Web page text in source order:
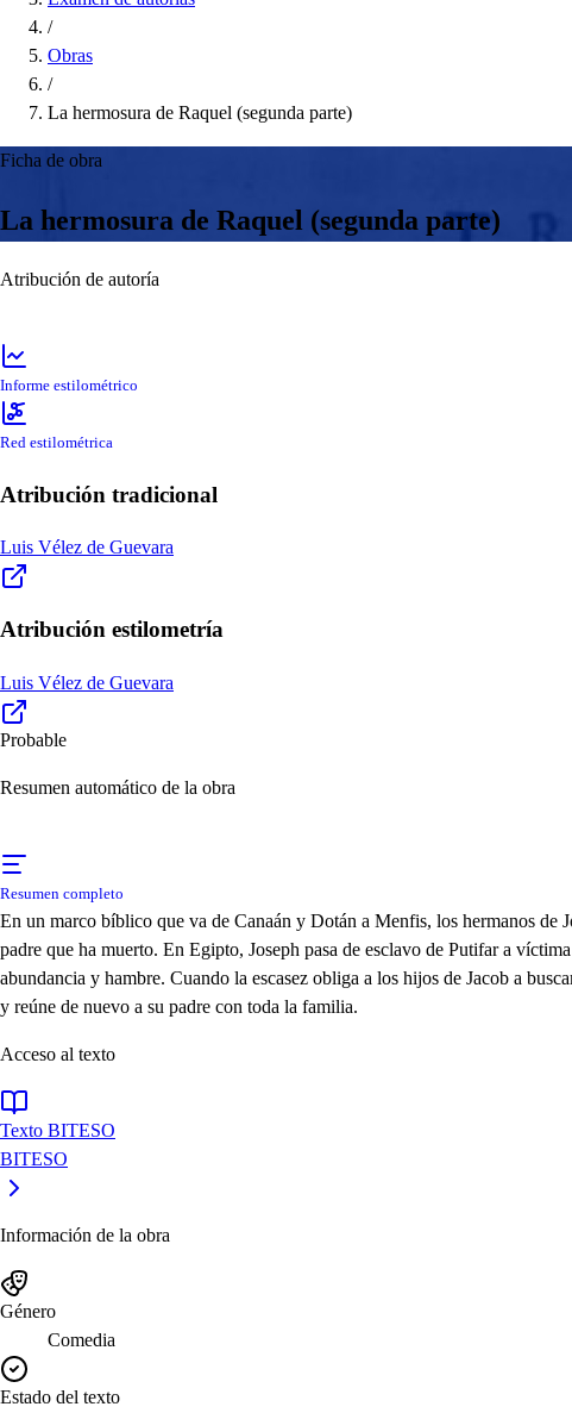
/
Obras
/
La hermosura de Raquel (segunda parte)
Ficha de obra
La hermosura de Raquel (segunda parte)
Atribución de autoría
Informe estilométrico
Red estilométrica
Atribución tradicional
Luis Vélez de Guevara
Atribución estilometría
Luis Vélez de Guevara
Probable
Resumen automático de la obra
Resumen completo
En un marco bíblico que va de Canaán y Dotán a Menfis, los hermanos de
padre que ha muerto. En Egipto, Joseph pasa de esclavo de Putifar a
abundancia y hambre. Cuando la escasez obliga a los hijos de Jacob a
y reúne de nuevo a su padre con toda la familia.
Acceso al texto
Texto BITESO
BITESO
Información de la obra
Género
Comedia
Estado del texto